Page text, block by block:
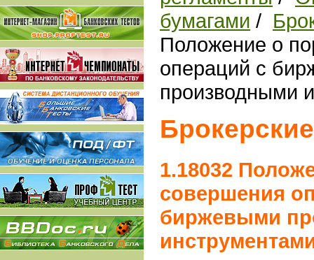
бумагами /
Положение о
операций с
производными
1.18032
совершения
биржевыми